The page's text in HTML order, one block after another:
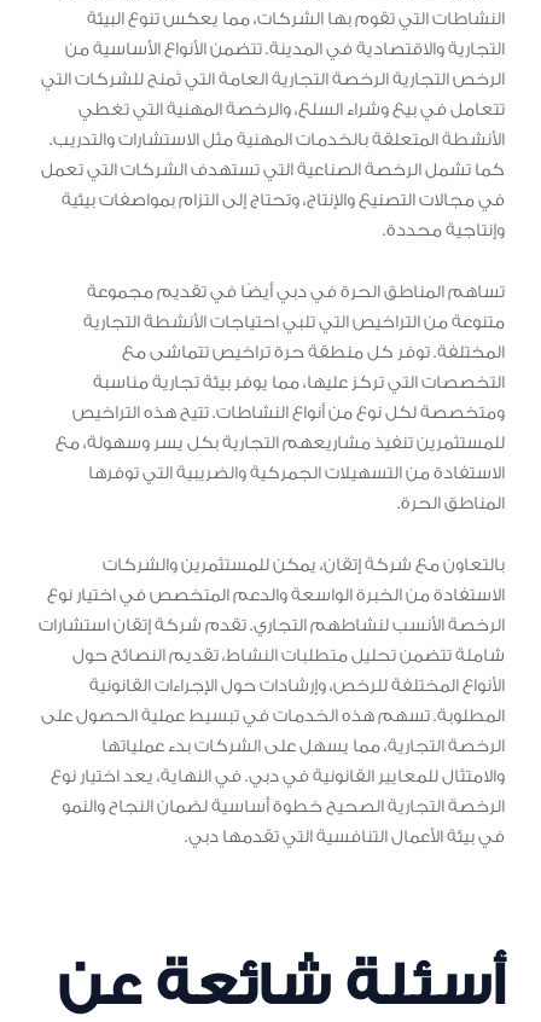
النشاطات التي تقوم بها الشركات، مما يعكس تنوع البيئة
التجارية والاقتصادية في المدينة. تتضمن الأنواع الأساسية من
الرخص التجارية الرخصة التجارية العامة التي تُمنح للشركات التي
تتعامل في بيع وشراء السلع، والرخصة المهنية التي تغطي
الأنشطة المتعلقة بالخدمات المهنية مثل الاستشارات والتدريب.
كما تشمل الرخصة الصناعية التي تستهدف الشركات التي تعمل
في مجالات التصنيع والإنتاج، وتحتاج إلى التزام بمواصفات بيئية
وإنتاجية محددة.
تساهم المناطق الحرة في دبي أيضًا في تقديم مجموعة
متنوعة من التراخيص التي تلبي احتياجات الأنشطة التجارية
المختلفة. توفر كل منطقة حرة تراخيص تتماشى مع
التخصصات التي تركز عليها، مما يوفر بيئة تجارية مناسبة
ومتخصصة لكل نوع من أنواع النشاطات. تتيح هذه التراخيص
للمستثمرين تنفيذ مشاريعهم التجارية بكل يسر وسهولة، مع
الاستفادة من التسهيلات الجمركية والضريبية التي توفرها
المناطق الحرة.
بالتعاون مع شركة إتقان، يمكن للمستثمرين والشركات
الاستفادة من الخبرة الواسعة والدعم المتخصص في اختيار نوع
الرخصة الأنسب لنشاطهم التجاري. تقدم شركة إتقان استشارات
شاملة تتضمن تحليل متطلبات النشاط، تقديم النصائح حول
الأنواع المختلفة للرخص، وإرشادات حول الإجراءات القانونية
المطلوبة. تسهم هذه الخدمات في تبسيط عملية الحصول على
الرخصة التجارية، مما يسهل على الشركات بدء عملياتها
والامتثال للمعايير القانونية في دبي. في النهاية، يعد اختيار نوع
الرخصة التجارية الصحيح خطوة أساسية لضمان النجاح والنمو
في بيئة الأعمال التنافسية التي تقدمها دبي.
أسئلة شائعة عن